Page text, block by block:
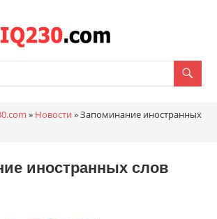
онлайн
» Новости »Запоминание иностранных
иностранных слов